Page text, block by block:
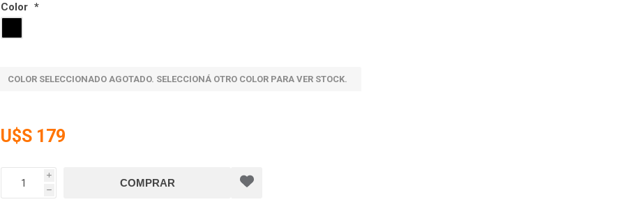
Color *
COLOR SELECCIONADO AGOTADO. SELECCIONÁ OTRO COLOR PARA VER STOCK.
U$S 179
i
h